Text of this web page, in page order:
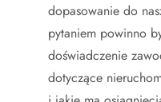
dopasowanie do
pytaniem powinno
doświadczenie
dotyczące